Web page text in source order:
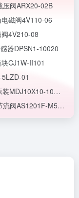
压阀ARX20-02B
磁阀4V110-06
4V210-08
器DPSN1-10020
CJ1W-II101
01
10S微型无杆气缸
AS1201F-M5-06A